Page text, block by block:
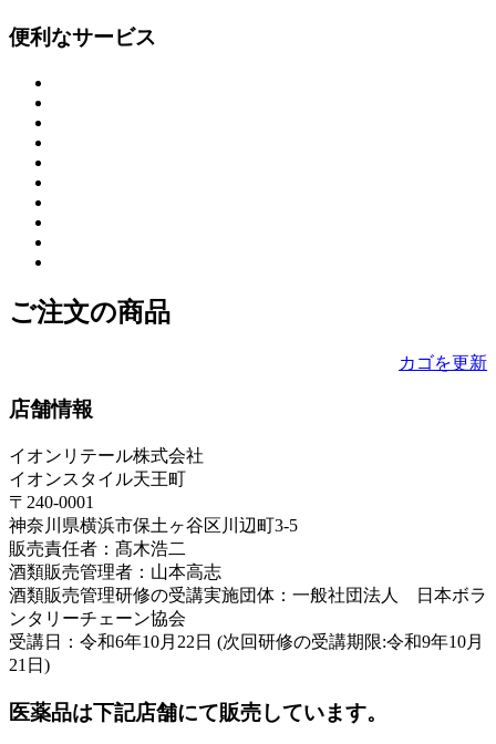
便利なサービス
ご注文の商品
カゴを更新
店舗情報
イオンリテール株式会社
イオンスタイル天王町
〒240-0001
神奈川県横浜市保土ヶ谷区川辺町3-5
販売責任者：髙木浩二
酒類販売管理者：山本高志
酒類販売管理研修の受講実施団体：一般社団法人 日本ボラ
ンタリーチェーン協会
受講日：令和6年10月22日 (次回研修の受講期限:令和9年10月
21日)
医薬品は下記店舗にて販売しています。